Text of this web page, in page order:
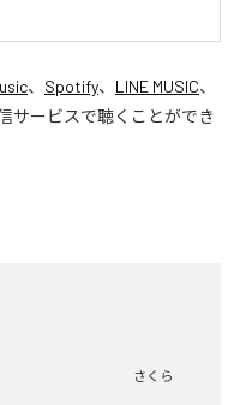
、 Spotify、 LINE MUSIC、
サービスで聴くことができ
さくら